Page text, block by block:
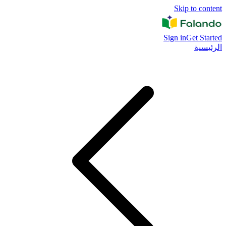
Skip to content
Sign inGet Started
الرئيسية